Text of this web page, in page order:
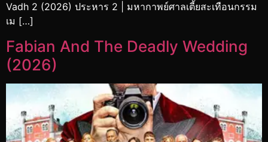
Vadh 2 (2026) ประหาร 2 | มหากาพย์ศาลเตี้ยสะเทือนกรรม
เม […]
Fabian And The Deadly Wedding
(2026)